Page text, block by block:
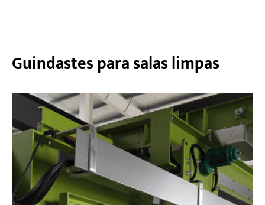
Guindastes para salas limpas